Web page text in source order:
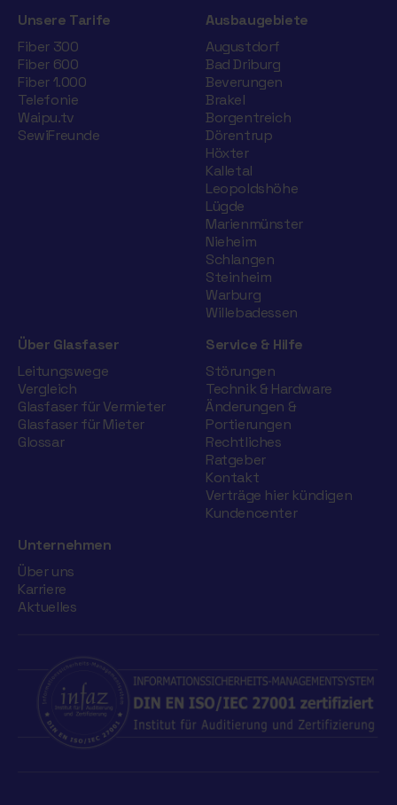
Unsere Tarife
Fiber 300
Fiber 600
Fiber 1.000
Telefonie
Waipu.tv
SewiFreunde
Ausbaugebiete
Augustdorf
Bad Driburg
Beverungen
Brakel
Borgentreich
Dörentrup
Höxter
Kalletal
Leopoldshöhe
Lügde
Marienmünster
Nieheim
Schlangen
Steinheim
Warburg
Willebadessen
Über Glasfaser
Leitungswege
Vergleich
Glasfaser für Vermieter
Glasfaser für Mieter
Glossar
Service & Hilfe
Störungen
Technik & Hardware
Änderungen &
Portierungen
Rechtliches
Ratgeber
Kontakt
Verträge hier kündigen
Kundencenter
Unternehmen
Über uns
Karriere
Aktuelles